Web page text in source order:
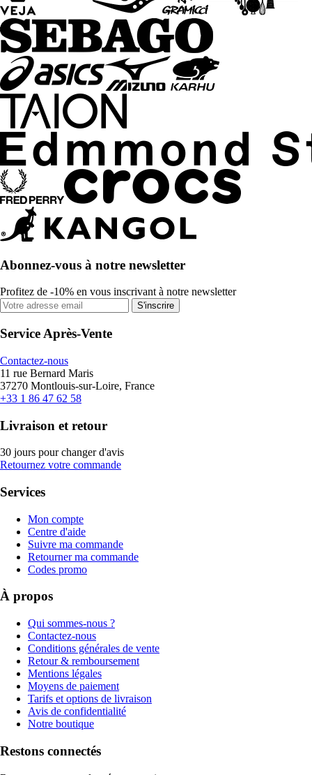
Abonnez-vous à notre newsletter
Profitez de -10% en vous inscrivant à notre newsletter
S'inscrire
Service Après-Vente
Contactez-nous
11 rue Bernard Maris
37270 Montlouis-sur-Loire, France
+33 1 86 47 62 58
Livraison et retour
30 jours pour changer d'avis
Retournez votre commande
Services
Mon compte
Centre d'aide
Suivre ma commande
Retourner ma commande
Codes promo
À propos
Qui sommes-nous ?
Contactez-nous
Conditions générales de vente
Retour & remboursement
Mentions légales
Moyens de paiement
Tarifs et options de livraison
Avis de confidentialité
Notre boutique
Restons connectés